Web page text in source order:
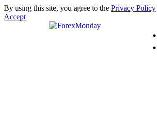
By using this site, you agree to the Privacy Policy
Accept